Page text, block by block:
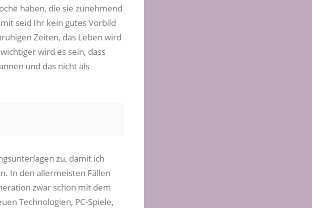
haben, die sie zunehmend
seid Ihr kein gutes Vorbild
Zeiten, das Leben wird
wird es sein, dass
und das nicht als
zu, damit ich
In den allermeisten Fällen
zwar schon mit dem
Technologien, PC-Spiele,